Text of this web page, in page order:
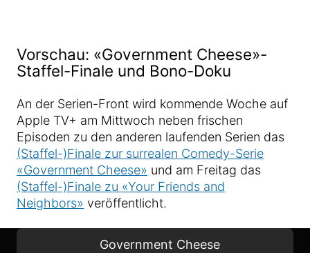
Vorschau: «Government Cheese»-
Staffel-Finale und Bono-Doku
An der Serien-Front wird kommende Woche auf
Apple TV+ am Mittwoch neben frischen
Episoden zu den anderen laufenden Serien das
(Staffel-)Finale zur surrealen Comedy-Serie
«Government Cheese» und am Freitag das
(Staffel-)Finale zu «Your Friends and
Neighbors» veröffentlicht.
Government Cheese